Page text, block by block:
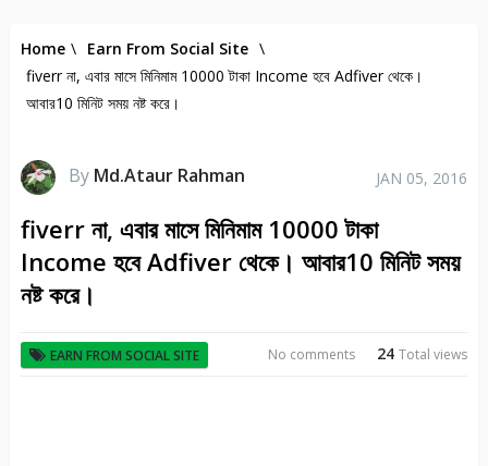
Home \ Earn From Social Site \
fiverr না, এবার মাসে মিনিমাম 10000 টাকা Income হবে Adfiver থেকে।
আবার10 মিনিট সময় নষ্ট করে।
By Md.Ataur Rahman JAN 05, 2016
fiverr না, এবার মাসে মিনিমাম 10000 টাকা
Income হবে Adfiver থেকে। আবার10 মিনিট সময়
নষ্ট করে।
EARN FROM SOCIAL SITE 24Total views
No comments